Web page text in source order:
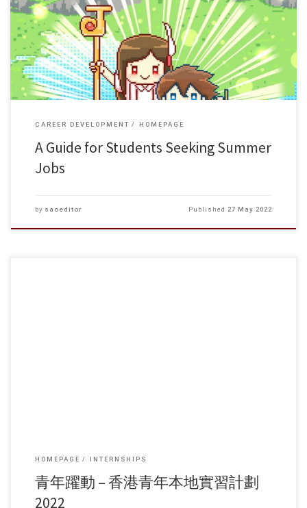
CAREER DEVELOPMENT HOMEPAGE
A Guide for Students Seeking Summer
Jobs
by saoeditor Published 27 May 2022
HOMEPAGE INTERNSHIPS
青年躍動 – 香港青年本地實習計劃
2022